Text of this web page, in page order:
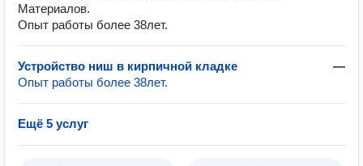
Материалов.
Опыт работы более 38лет.
Устройство ниш в кирпичной кладке
—
Опыт работы более 38лет.
Ещё 5 услуг